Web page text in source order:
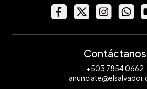
Contáctanos
+503 7854 0662